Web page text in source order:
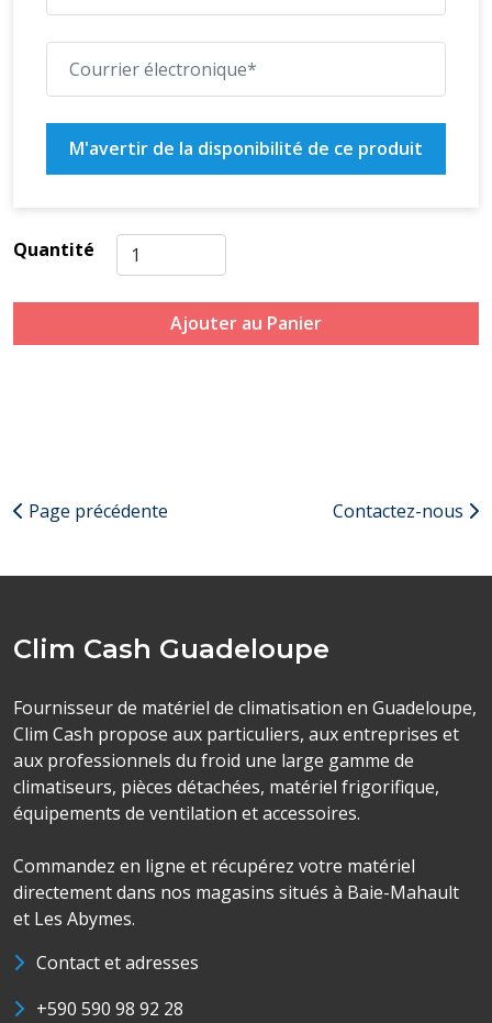
M'avertir de la disponibilité de ce produit
Quantité
Ajouter au Panier
Page précédente Contactez-nous
Clim Cash Guadeloupe
Fournisseur de matériel de climatisation en Guadeloupe,
Clim Cash propose aux particuliers, aux entreprises et
aux professionnels du froid une large gamme de
climatiseurs, pièces détachées, matériel frigorifique,
équipements de ventilation et accessoires.
Commandez en ligne et récupérez votre matériel
directement dans nos magasins situés à Baie-Mahault
et Les Abymes.
Contact et adresses
+590 590 98 92 28